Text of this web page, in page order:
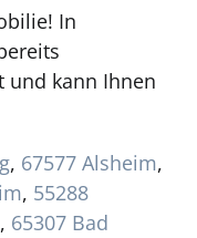
In
kann Ihnen
, 67577 Alsheim,
, 55288
, 65307 Bad